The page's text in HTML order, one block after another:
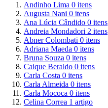
Andinho Lima 0 itens
Augusta Nani 0 itens
Ana Lúcia Cândido 0 itens
Andreia Mondadori 2 itens
Abner Colombati 0 itens
Adriana Maeda 0 itens
Bruna Souza 0 itens
Caique Beraldo 0 itens
Carla Costa 0 itens
Carla Almeida 0 itens
Carla Mococa 0 itens
Celina Correa 1 artigo